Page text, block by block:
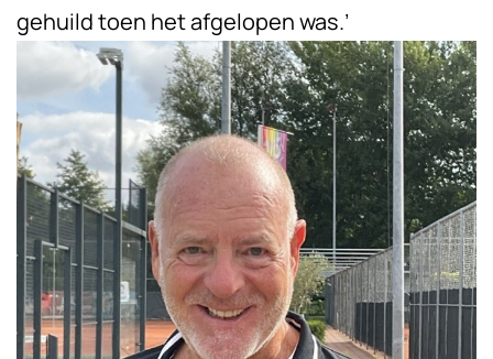
gehuild toen het afgelopen was.’